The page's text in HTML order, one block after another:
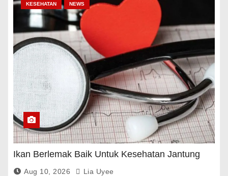
KESEHATAN NEWS
Ikan Berlemak Baik Untuk Kesehatan Jantung
Aug 10, 2026 Lia Uyee